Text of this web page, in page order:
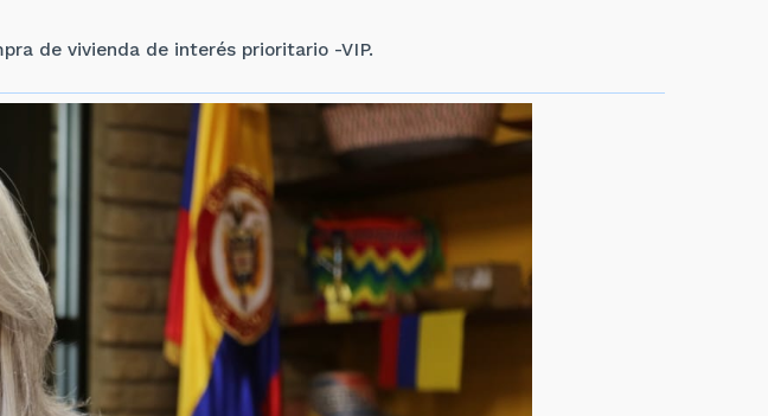
de vivienda de interés prioritario -VIP.